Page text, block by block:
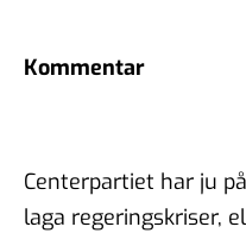
Kommentar
Centerpartiet har ju
laga regeringskriser,